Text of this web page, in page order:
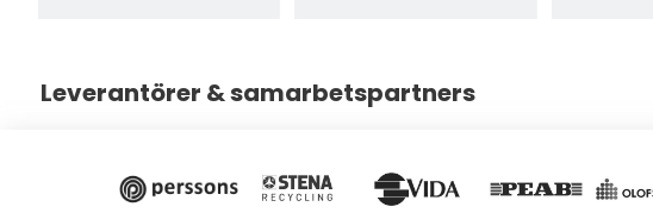
Leverantörer & samarbetspartners